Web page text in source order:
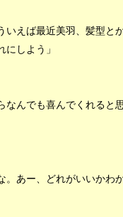
いえば最近美羽、髪型と
しよう」
なんでも喜んでくれると
。あー、どれがいいかわ